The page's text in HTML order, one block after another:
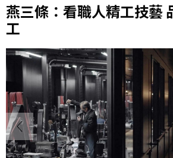
燕三條：看職人精工技藝
工